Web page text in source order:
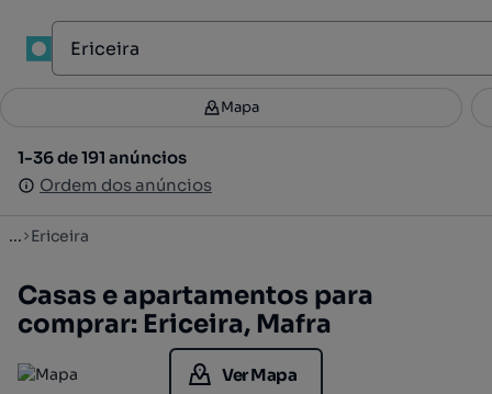
Filtros 1
1-36 de 191 anúncios
Ordem dos anúncios
Mapa
1-36 de 191 anúncios
Ordem dos anúncios
... Ericeira
Casas e apartamentos para
comprar: Ericeira, Mafra
Ver Mapa